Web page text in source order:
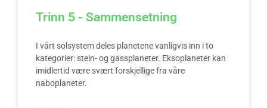
Trinn 5 - Sammensetning
I vårt solsystem deles planetene vanligvis inn i to
kategorier: stein- og gassplaneter. Eksoplaneter kan
imidlertid være svært forskjellige fra våre
naboplaneter.